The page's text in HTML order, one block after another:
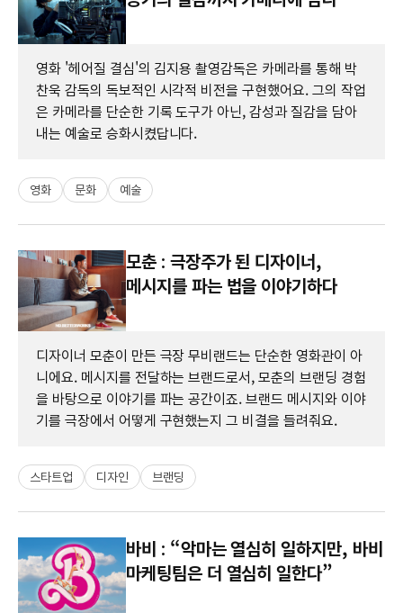
영화 '헤어질 결심'의 김지용 촬영감독은 카메라를 통해 박
찬욱 감독의 독보적인 시각적 비전을 구현했어요. 그의 작업
은 카메라를 단순한 기록 도구가 아닌, 감성과 질감을 담아
내는 예술로 승화시켰답니다.
영화 문화 예술
모춘 : 극장주가 된 디자이너,
메시지를 파는 법을 이야기하다
디자이너 모춘이 만든 극장 무비랜드는 단순한 영화관이 아
니에요. 메시지를 전달하는 브랜드로서, 모춘의 브랜딩 경험
을 바탕으로 이야기를 파는 공간이죠. 브랜드 메시지와 이야
기를 극장에서 어떻게 구현했는지 그 비결을 들려줘요.
스타트업 디자인 브랜딩
바비 : “악마는 열심히 일하지만, 바비
마케팅팀은 더 열심히 일한다”